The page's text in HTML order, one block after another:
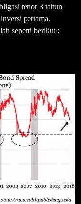
tenor 3 tahun
pertama.
seperti berikut :